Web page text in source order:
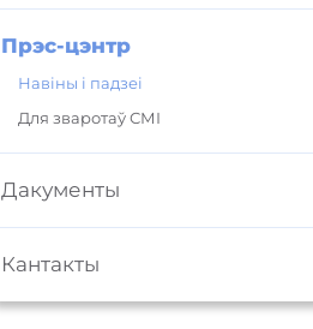
Прэс-цэнтр
Навіны і падзеі
Для зваротаў СМІ
Дакументы
Кантакты